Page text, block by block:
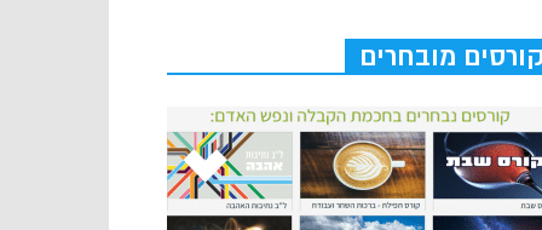
קורסים מובחרים